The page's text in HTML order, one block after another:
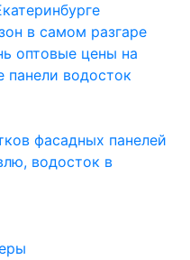
в самом разгаре
оптовые цены на
панели водосток
фасадных панелей
водосток в